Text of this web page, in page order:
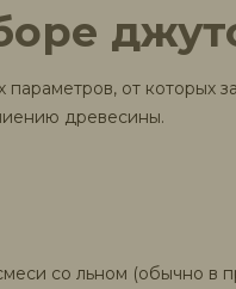
от которых
древесины.
со льном (обычно